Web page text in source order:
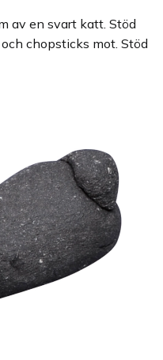
av en svart katt. Stöd
chopsticks mot. Stöd